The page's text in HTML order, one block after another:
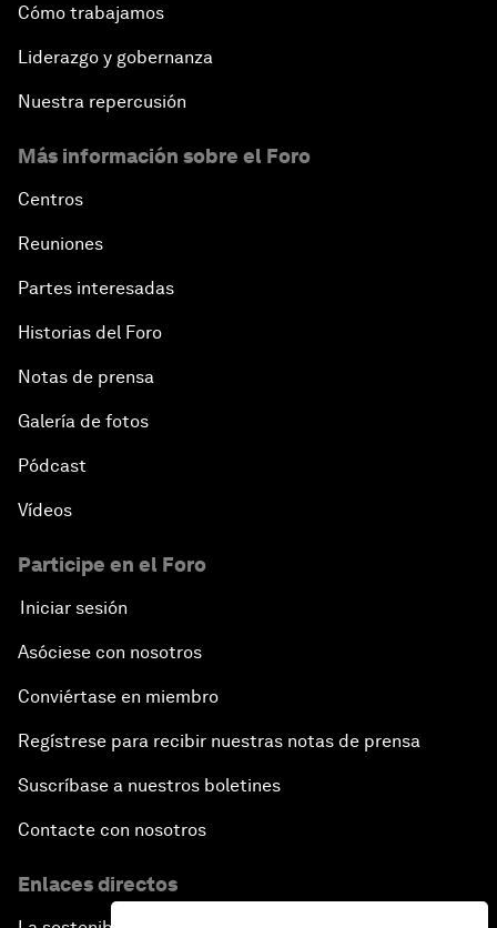
Cómo trabajamos
Liderazgo y gobernanza
Nuestra repercusión
Más información sobre el Foro
Centros
Reuniones
Partes interesadas
Historias del Foro
Notas de prensa
Galería de fotos
Pódcast
Vídeos
Participe en el Foro
Iniciar sesión
Asóciese con nosotros
Conviértase en miembro
Regístrese para recibir nuestras notas de prensa
Suscríbase a nuestros boletines
Contacte con nosotros
Enlaces directos